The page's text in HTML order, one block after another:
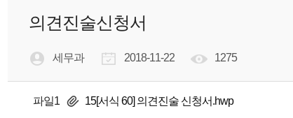
의견진술신청서
세무과 2018-11-22 1275
파일1 15[서식 60] 의견진술 신청서.hwp